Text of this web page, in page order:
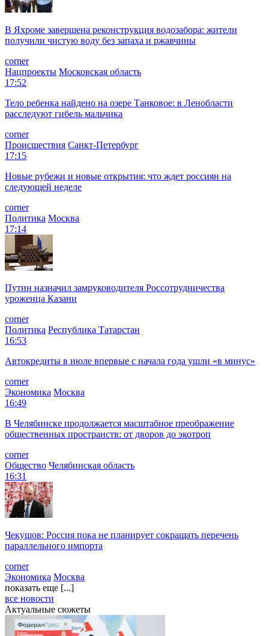
В Яхроме завершена реконструкция водозабора: жители
получили чистую воду без запаха и ржавчины
corner
Нацпроекты Московская область
17:52
Тело ребенка найдено на озере Танковое: в Ленобласти
расследуют гибель мальчика
corner
Происшествия Санкт-Петербург
17:15
Новые рубежи и новые открытия: что ждет россиян на
следующей неделе
corner
Политика Москва
17:14
Путин назначил замруководителя Россотрудничества
уроженца Казани
corner
Политика Республика Татарстан
16:53
Автокредиты в июле впервые с начала года ушли «в минус»
corner
Экономика Москва
16:49
В Челябинске продолжается масштабное преображение
общественных пространств: от дворов до экотроп
corner
Общество Челябинская область
16:31
Чекушов: Россия пока не планирует сокращать перечень
параллельного импорта
corner
Экономика Москва
показать еще [...]
все новости
Актуальные сюжеты